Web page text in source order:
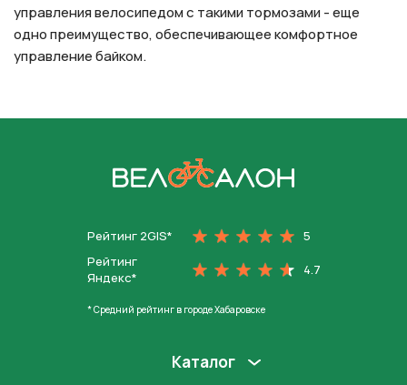
управления велосипедом с такими тормозами - еще
одно преимущество, обеспечивающее комфортное
управление байком.
Рейтинг 2GIS*
5
Рейтинг
Яндекс*
4.7
* Средний рейтинг в городе Хабаровске
Каталог